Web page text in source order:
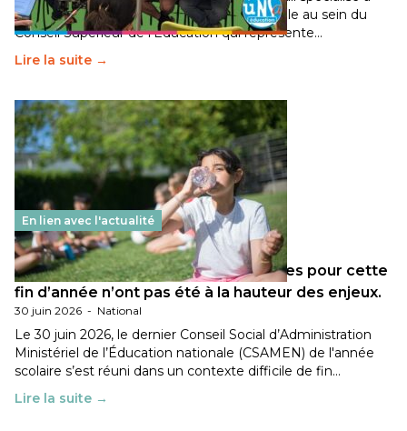
travaillé sur la transition écologique de l’Ecole au sein du
Conseil Supérieur de l’Éducation qui représente…
Lire la suite →
En lien avec l'actualité
Les décisions ministérielles attendues pour cette
fin d’année n’ont pas été à la hauteur des enjeux.
30 juin 2026 - National
Le 30 juin 2026, le dernier Conseil Social d’Administration
Ministériel de l’Éducation nationale (CSAMEN) de l'année
scolaire s’est réuni dans un contexte difficile de fin…
Lire la suite →